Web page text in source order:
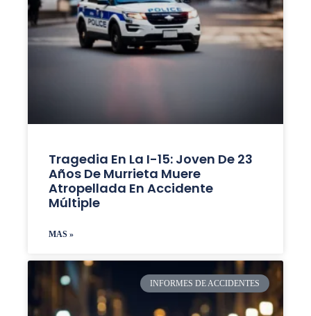
Tragedia En La I-15: Joven De 23
Años De Murrieta Muere
Atropellada En Accidente
Múltiple
MAS »
INFORMES DE ACCIDENTES